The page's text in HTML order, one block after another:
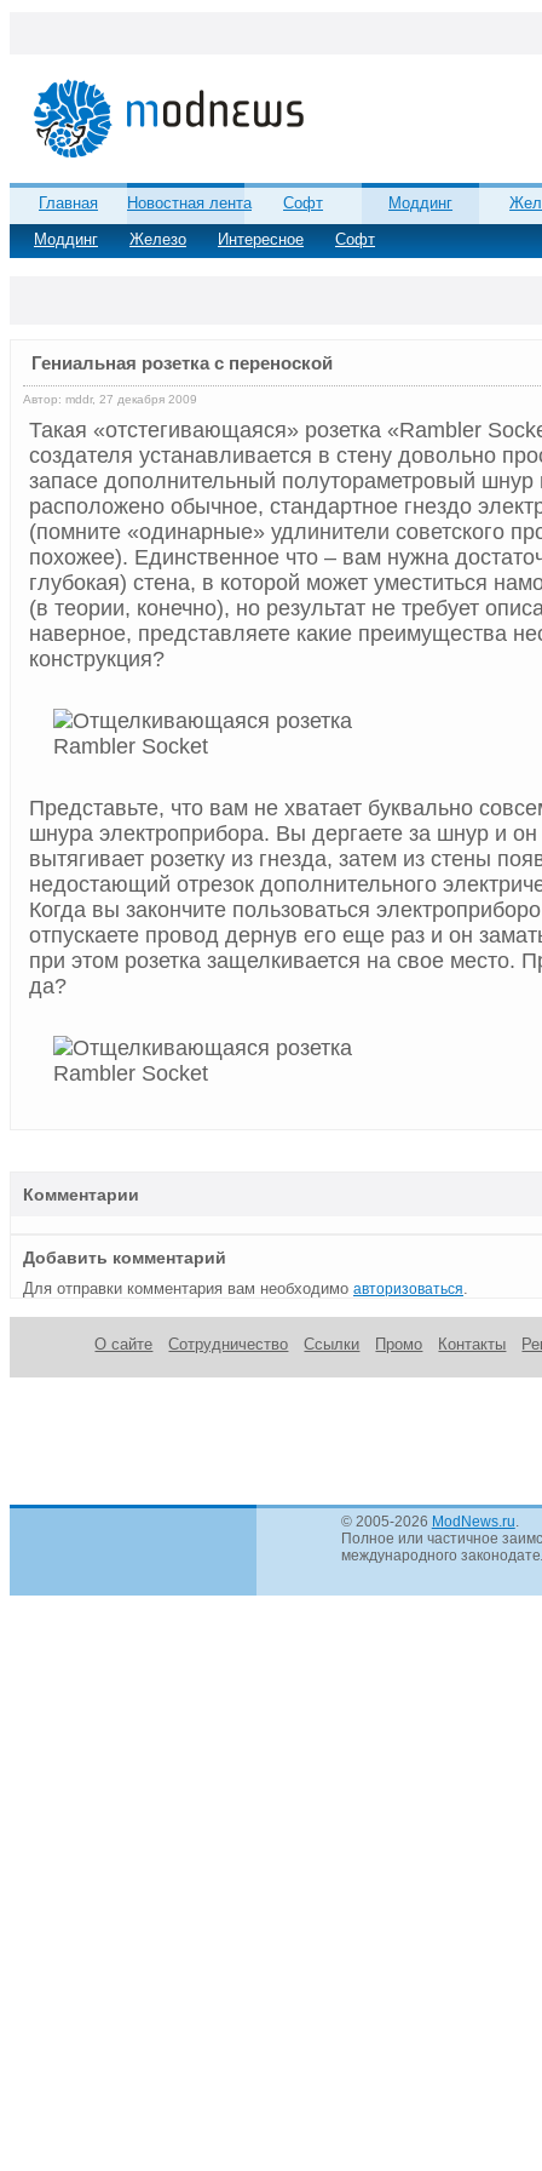
Главная
Новостная лента
Моддинг
Железо Интересное Софт
Софт Моддинг
Гениальная розетка с переноской
Автор: mddr, 27 декабря 2009
Такая «отстегивающаяся» розетка «Rambler
создателя устанавливается в стену довольно
запасе дополнительный полутораметровый шнур
расположено обычное, стандартное гнездо
(помните «одинарные» удлинители советского
похожее). Единственное что – вам нужна
глубокая) стена, в которой может уместиться
(в теории, конечно), но результат не требует
наверное, представляете какие преимущества
конструкция?
Представьте, что вам не хватает буквально
шнура электроприбора. Вы дергаете за шнур и
вытягивает розетку из гнезда, затем из стены
недостающий отрезок дополнительного
Когда вы закончите пользоваться
отпускаете провод дернув его еще раз и он
при этом розетка защелкивается на свое место.
да?
Комментарии
Добавить комментарий
Для отправки комментария вам необходимо авторизоваться
О сайте Сотрудничество Ссылки Промо Контакты
© 2005-2026 ModNews.ru
Полное или частичное
международного